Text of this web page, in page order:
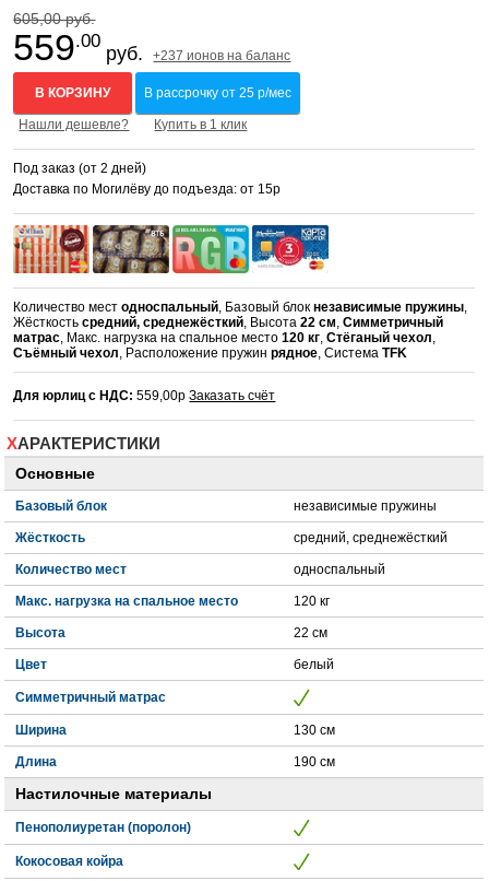
605,00 руб.
559.00
руб. +237 ионов на баланс
В КОРЗИНУ В рассрочку от 25 р/мес
Нашли дешевле? Купить в 1 клик
Под заказ (от 2 дней)
Доставка по Могилёву до подъезда: от 15р
Количество местодноспальный, Базовый блокнезависимые пружины,
Жёсткостьсредний, среднежёсткий, Высота22 см,Симметричный
матрас, Макс. нагрузка на спальное место120 кг,Стёганый чехол,
Съёмный чехол, Расположение пружинрядное, СистемаTFK
Для юрлиц с НДС: 559,00рЗаказать счёт
ХАРАКТЕРИСТИКИ
Основные
Базовый блок независимые пружины
Жёсткость средний, среднежёсткий
Количество мест односпальный
Макс. нагрузка на спальное место 120 кг
Высота 22 см
Цвет белый
Симметричный матрас
Ширина 130 см
Длина 190 см
Настилочные материалы
Пенополиуретан (поролон)
Кокосовая койра